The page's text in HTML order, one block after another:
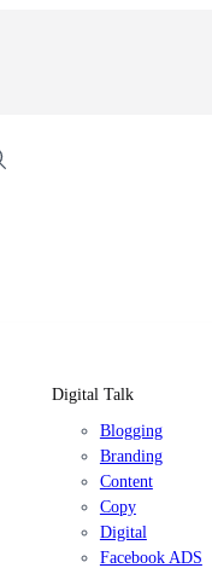
Digital Talk
Blogging
Branding
Content
Copy
Digital
Facebook ADS